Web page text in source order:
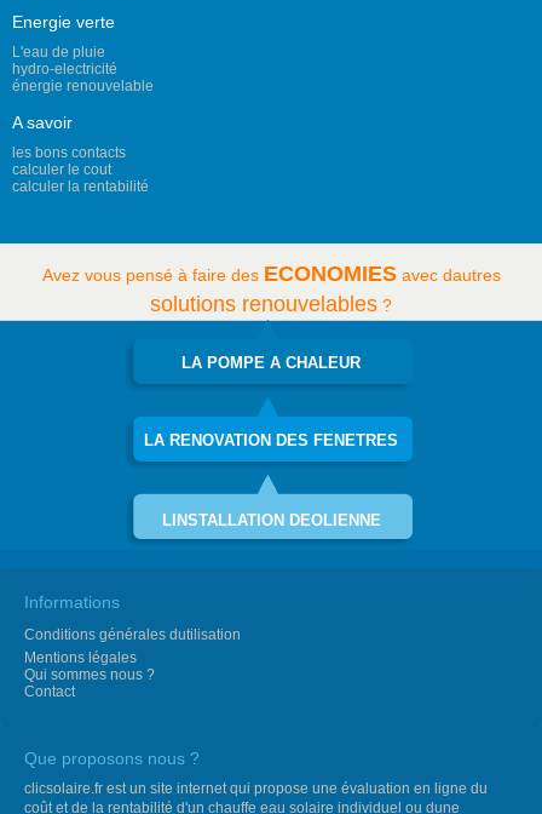
Energie verte
L'eau de pluie
hydro-electricité
énergie renouvelable
A savoir
les bons contacts
calculer le cout
calculer la rentabilité
Avez vous pensé à faire des ECONOMIESavec dautres
solutions renouvelables ?
LA POMPE A CHALEUR
LA RENOVATION DES FENETRES
LINSTALLATION DEOLIENNE
Informations
Conditions générales dutilisation
Mentions légales
Qui sommes nous ?
Contact
Que proposons nous ?
clicsolaire.fr est un site internet qui propose une évaluation en ligne du
coût et de la rentabilité d'un chauffe eau solaire individuel ou dune